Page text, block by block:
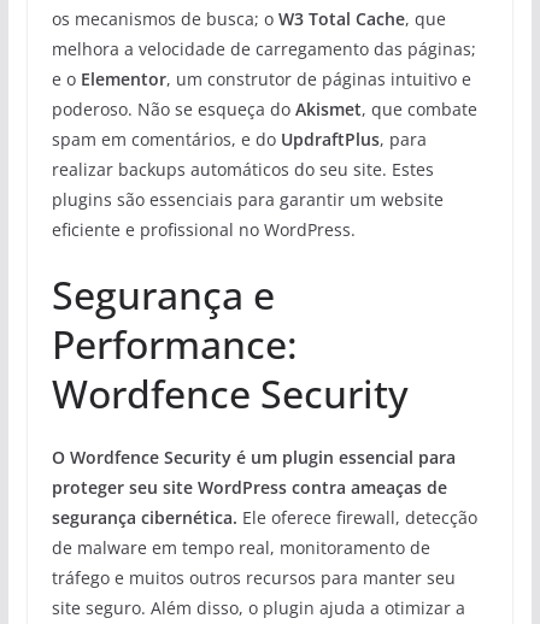
os mecanismos de busca; o W3 Total Cache, que
melhora a velocidade de carregamento das páginas;
e o Elementor, um construtor de páginas intuitivo e
poderoso. Não se esqueça do Akismet, que combate
spam em comentários, e do UpdraftPlus, para
realizar backups automáticos do seu site. Estes
plugins são essenciais para garantir um website
eficiente e profissional no WordPress.
Segurança e
Performance:
Wordfence Security
O Wordfence Security é um plugin essencial para
proteger seu site WordPress contra ameaças de
segurança cibernética. Ele oferece firewall, detecção
de malware em tempo real, monitoramento de
tráfego e muitos outros recursos para manter seu
site seguro. Além disso, o plugin ajuda a otimizar a